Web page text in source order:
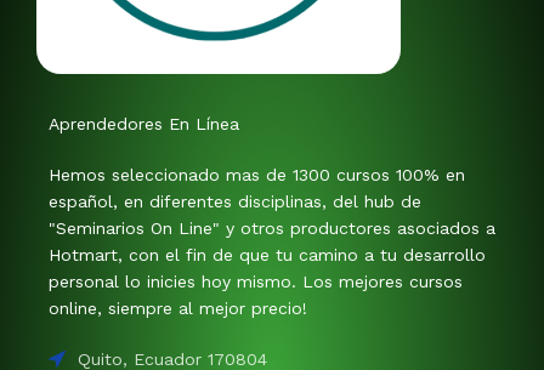
Aprendedores En Línea
Hemos seleccionado mas de 1300 cursos 100% en
español, en diferentes disciplinas, del hub de
"Seminarios On Line" y otros productores asociados a
Hotmart, con el fin de que tu camino a tu desarrollo
personal lo inicies hoy mismo. Los mejores cursos
online, siempre al mejor precio!
Quito, Ecuador 170804